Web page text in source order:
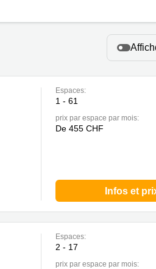
Espaces:
1 - 61
prix par espace par mois:
De 455 CHF
Infos et
Espaces:
2 - 17
prix par espace par mois: